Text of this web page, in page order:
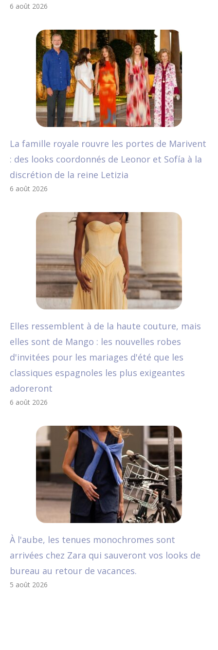
6 août 2026
La famille royale rouvre les portes de Marivent
: des looks coordonnés de Leonor et Sofía à la
discrétion de la reine Letizia
6 août 2026
Elles ressemblent à de la haute couture, mais
elles sont de Mango : les nouvelles robes
d'invitées pour les mariages d'été que les
classiques espagnoles les plus exigeantes
adoreront
6 août 2026
À l'aube, les tenues monochromes sont
arrivées chez Zara qui sauveront vos looks de
bureau au retour de vacances.
5 août 2026